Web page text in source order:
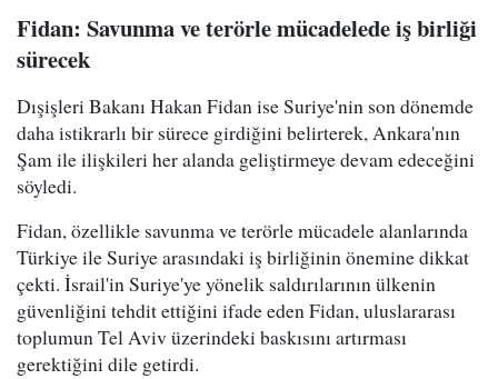
Fidan: Savunma ve terörle mücadelede iş birliği
sürecek
Dışişleri Bakanı Hakan Fidan ise Suriye'nin son dönemde
daha istikrarlı bir sürece girdiğini belirterek, Ankara'nın
Şam ile ilişkileri her alanda geliştirmeye devam edeceğini
söyledi.
Fidan, özellikle savunma ve terörle mücadele alanlarında
Türkiye ile Suriye arasındaki iş birliğinin önemine dikkat
çekti. İsrail'in Suriye'ye yönelik saldırılarının ülkenin
güvenliğini tehdit ettiğini ifade eden Fidan, uluslararası
toplumun Tel Aviv üzerindeki baskısını artırması
gerektiğini dile getirdi.